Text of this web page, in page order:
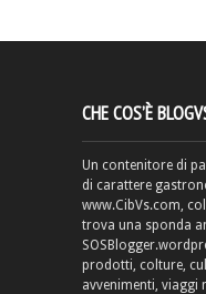
CHE COS’È
Un contenitore di
di carattere
www.CibVs.com,
trova una sponda
prodotti, colture,
avvenimenti, viaggi